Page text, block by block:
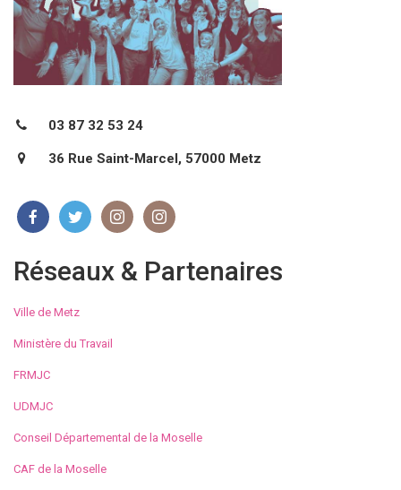
03 87 32 53 24
36 Rue Saint-Marcel, 57000 Metz
Réseaux & Partenaires
Ville de Metz
Ministère du Travail
FRMJC
UDMJC
Conseil Départemental de la Moselle
CAF de la Moselle